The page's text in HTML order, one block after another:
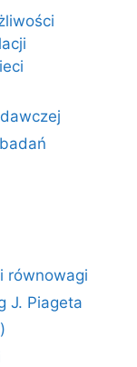
równowagi
J. Piageta